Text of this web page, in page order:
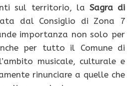
sul territorio, la Sagra di
dal Consiglio di Zona 7
importanza non solo per
per tutto il Comune di
musicale, culturale e
rinunciare a quelle che